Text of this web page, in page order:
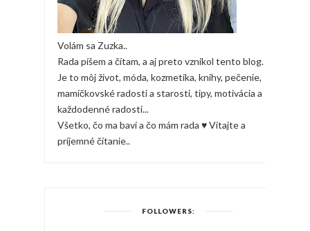
Volám sa Zuzka..
Rada píšem a čítam, a aj preto vznikol tento blog.
Je to môj život, móda, kozmetika, knihy, pečenie,
mamičkovské radosti a starosti, tipy, motivácia a
každodenné radosti...
Všetko, čo ma baví a čo mám rada ♥ Vitajte a
príjemné čítanie..
FOLLOWERS: